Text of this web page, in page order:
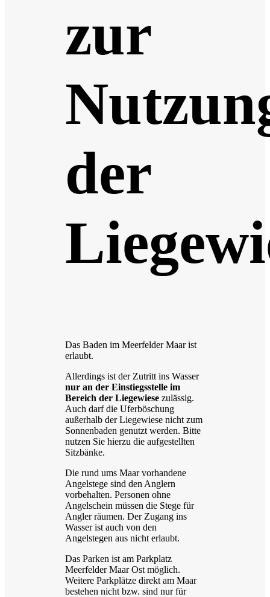
zur
der
Das Baden im Meerfelder Maar ist
erlaubt.
Allerdings ist der Zutritt ins Wasser
nur an der Einstiegsstelle im
Bereich der Liegewiese zulässig.
Auch darf die Uferböschung
außerhalb der Liegewiese nicht zum
Sonnenbaden genutzt werden. Bitte
nutzen Sie hierzu die aufgestellten
Sitzbänke.
Die rund ums Maar vorhandene
Angelstege sind den Anglern
vorbehalten. Personen ohne
Angelschein müssen die Stege für
Angler räumen. Der Zugang ins
Wasser ist auch von den
Angelstegen aus nicht erlaubt.
Das Parken ist am Parkplatz
Meerfelder Maar Ost möglich.
Weitere Parkplätze direkt am Maar
bestehen nicht bzw. sind nur für